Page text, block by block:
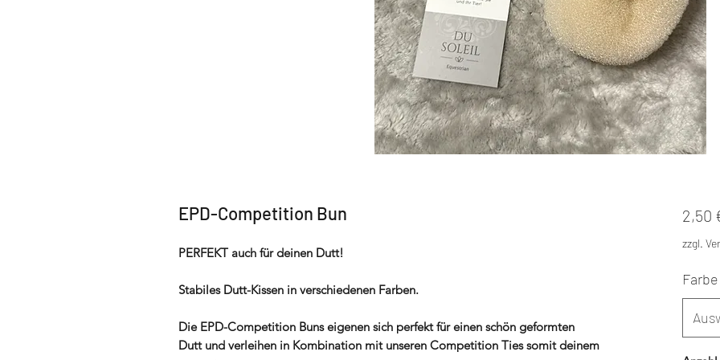
EPD-Competition Bun
PERFEKT auch für deinen Dutt!
Stabiles Dutt-Kissen in verschiedenen Farben.
Die EPD-Competition Buns eigenen sich perfekt für einen schön geformten
Dutt und verleihen in Kombination mit unseren Competition Ties somit deinem
2,50
zzgl.
Farbe